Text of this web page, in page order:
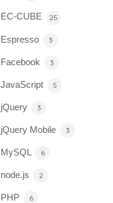
EC-CUBE 25
Espresso 3
Facebook 3
JavaScript 5
jQuery 3
jQuery Mobile 3
MySQL 6
node.js 2
PHP 6